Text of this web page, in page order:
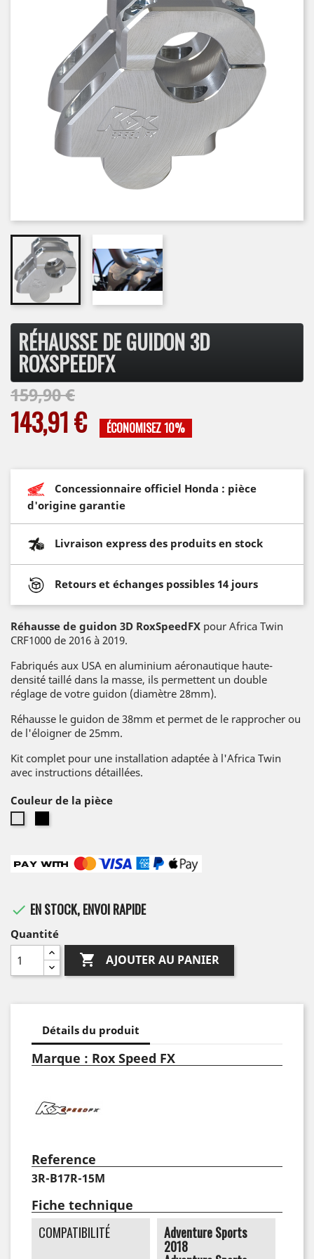
RÉHAUSSE DE GUIDON 3D
ROXSPEEDFX
159,90 €
143,91 € ÉCONOMISEZ 10%
Concessionnaire officiel Honda : pièce
d'origine garantie
Livraison express des produits en stock
Retours et échanges possibles 14 jours
Réhausse de guidon 3D RoxSpeedFX pour Africa Twin
CRF1000 de 2016 à 2019.
Fabriqués aux USA en aluminium aéronautique haute-
densité taillé dans la masse, ils permettent un double
réglage de votre guidon (diamètre 28mm).
Réhausse le guidon de 38mm et permet de le rapprocher ou
de l'éloigner de 25mm.
Kit complet pour une installation adaptée à l'Africa Twin
avec instructions détaillées.
Couleur de la pièce
 EN STOCK, ENVOI RAPIDE
Quantité
 AJOUTER AU PANIER
Détails du produit
Marque : Rox Speed FX
Reference
3R-B17R-15M
Fiche technique
COMPATIBILITÉ Adventure Sports
2018